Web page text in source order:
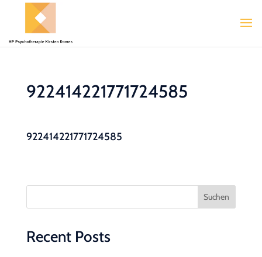
922414221771724585
922414221771724585
Suchen
Recent Posts